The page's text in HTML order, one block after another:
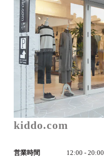
kiddo.com
営業時間 12:00 - 20:00